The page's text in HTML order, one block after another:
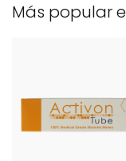
Más popular